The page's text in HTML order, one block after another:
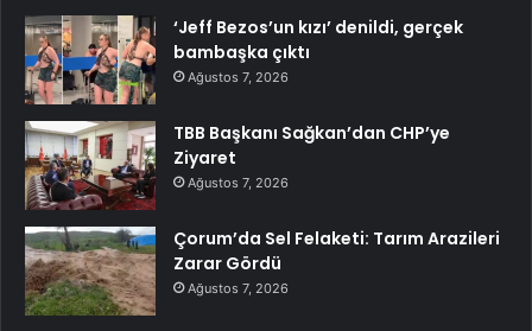
‘Jeff Bezos’un kızı’ denildi, gerçek
bambaşka çıktı
Ağustos 7, 2026
TBB Başkanı Sağkan’dan CHP’ye
Ziyaret
Ağustos 7, 2026
Çorum’da Sel Felaketi: Tarım Arazileri
Zarar Gördü
Ağustos 7, 2026